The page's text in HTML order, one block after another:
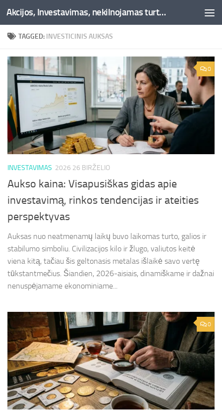
Skip to content Akcijos, Investavimas, nekilnojamas turtas, kriptovaliutos - Besociai.lt
TAGGED: INVESTICINIS AUKSAS
0
INVESTAVIMAS 2026 26 BIRŽELIO
Aukso kaina: Visapusiškas gidas apie
investavimą, rinkos tendencijas ir ateities
perspektyvas
Auksas nuo neatmenamų laikų buvo laikomas turto, galios ir
stabilumo simboliu. Civilizacijos kilo ir žlugo, valiutos keitė
viena kitą, tačiau šis geltonasis metalas išlaikė savo vertę
tūkstantmečius. Šiandien, 2026-aisiais, dinamiškame ir dažnai
nenuspėjamame ekonominiame...
0